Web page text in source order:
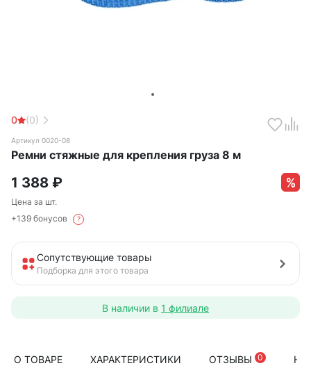
0 (0)
Артикул 0020-08
Ремни стяжные для крепления груза 8 м
1 388 ₽
Цена за шт.
+139 бонусов
?
Сопутствующие товары
Подборка для этого товара
В наличии в 1 филиале
О ТОВАРЕ ХАРАКТЕРИСТИКИ ОТЗЫВЫ 0